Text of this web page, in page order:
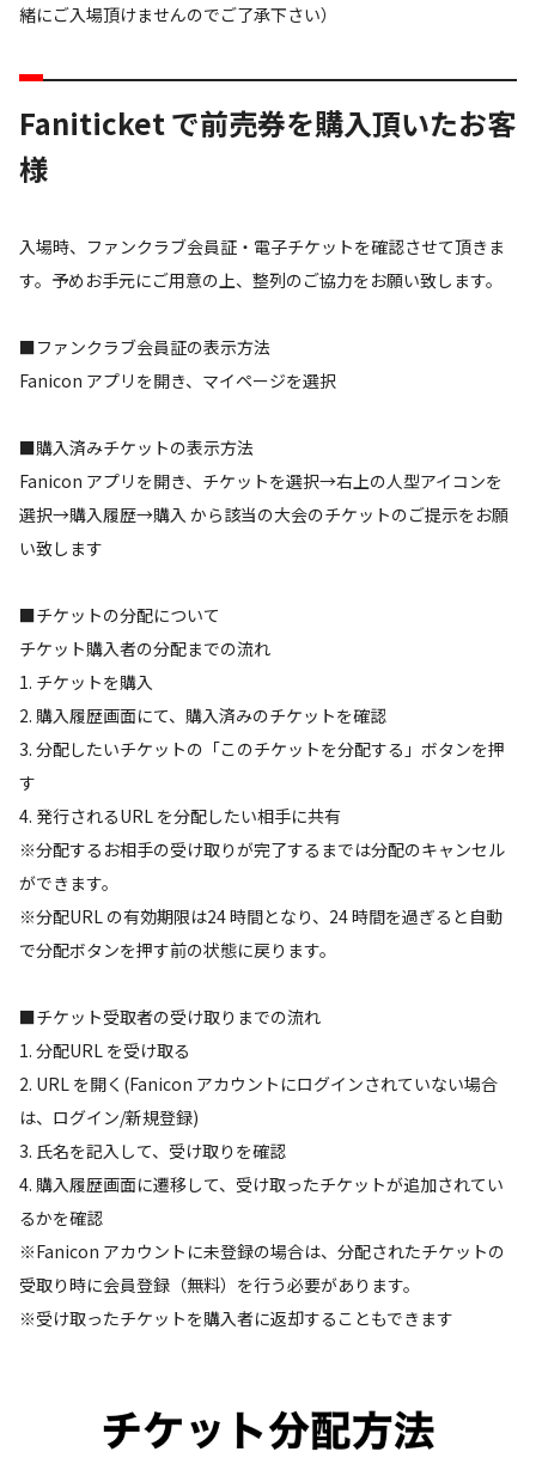
緒にご入場頂けませんのでご了承下さい）
Faniticket で前売券を購入頂いたお客
様
入場時、ファンクラブ会員証・電子チケットを確認させて頂きま
す。予めお手元にご用意の上、整列のご協力をお願い致します。
■ファンクラブ会員証の表示方法
Fanicon アプリを開き、マイページを選択
■購入済みチケットの表示方法
Fanicon アプリを開き、チケットを選択→右上の人型アイコンを
選択→購入履歴→購入 から該当の大会のチケットのご提示をお願
い致します
■チケットの分配について
チケット購入者の分配までの流れ
1. チケットを購入
2. 購入履歴画面にて、購入済みのチケットを確認
3. 分配したいチケットの「このチケットを分配する」ボタンを押
す
4. 発行されるURL を分配したい相手に共有
※分配するお相手の受け取りが完了するまでは分配のキャンセル
ができます。
※分配URL の有効期限は24 時間となり、24 時間を過ぎると自動
で分配ボタンを押す前の状態に戻ります。
■チケット受取者の受け取りまでの流れ
1. 分配URL を受け取る
2. URL を開く(Fanicon アカウントにログインされていない場合
は、ログイン/新規登録)
3. 氏名を記入して、受け取りを確認
4. 購入履歴画面に遷移して、受け取ったチケットが追加されてい
るかを確認
※Fanicon アカウントに未登録の場合は、分配されたチケットの
受取り時に会員登録（無料）を行う必要があります。
※受け取ったチケットを購入者に返却することもできます